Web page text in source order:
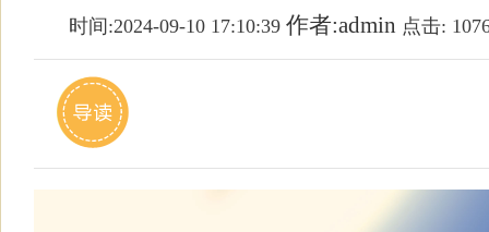
时间:2024-09-10 17:10:39 作者:admin 点击: